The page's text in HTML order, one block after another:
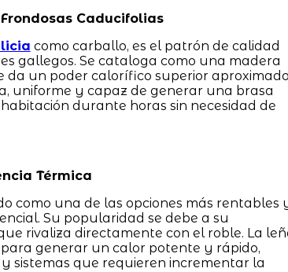
Caducifolias
como carballo, es el patrón de calidad
gallegos. Se cataloga como una madera
da un poder calorífico superior aproximado
uniforme y capaz de generar una brasa
durante horas sin necesidad de
Térmica
como una de las opciones más rentables
Su popularidad se debe a su
rivaliza directamente con el roble. La
generar un calor potente y rápido,
sistemas que requieren incrementar la